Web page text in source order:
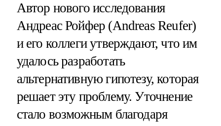
Автор нового исследования
Андреас Ройфер (Andreas Reufer)
и его коллеги утверждают, что им
удалось разработать
альтернативную гипотезу, которая
решает эту проблему. Уточнение
стало возможным благодаря